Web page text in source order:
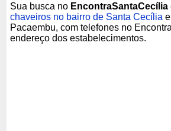
Sua busca no EncontraSantaCecília
chaveiros no bairro de Santa Cecília
Pacaembu, com telefones no
endereço dos estabelecimentos.